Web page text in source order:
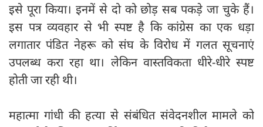
इसे पूरा किया। इनमें से दो को छोड़ सब पकड़े जा चुके हैं।
इस पत्र व्यवहार से भी स्पष्ट है कि कांग्रेस का एक धड़ा
लगातार पंडित नेहरू को संघ के विरोध में गलत सूचनाएं
उपलब्ध करा रहा था। लेकिन वास्तविकता धीरे-धीरे स्पष्ट
होती जा रही थी।
महात्मा गांधी की हत्या से संबंधित संवेदनशील मामले को